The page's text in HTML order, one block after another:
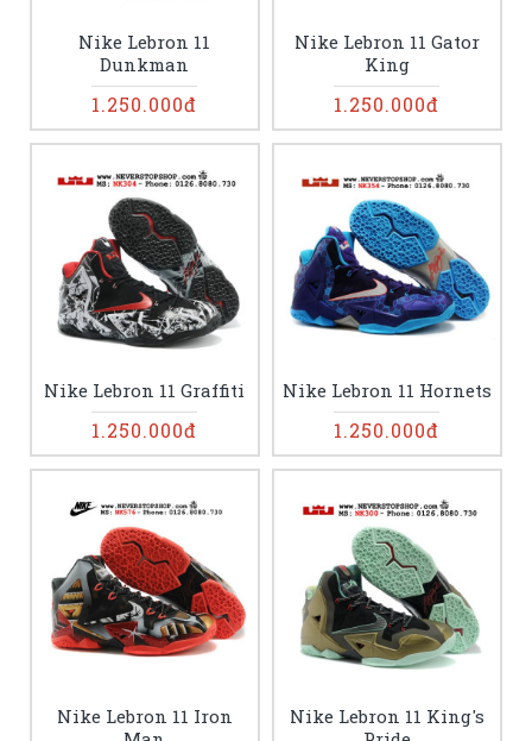
Nike Lebron 11
Dunkman
1.250.000đ
Nike Lebron 11 Gator
King
1.250.000đ
Nike Lebron 11 Graffiti
1.250.000đ
Nike Lebron 11 Hornets
1.250.000đ
Nike Lebron 11 Iron
Nike Lebron 11 King's